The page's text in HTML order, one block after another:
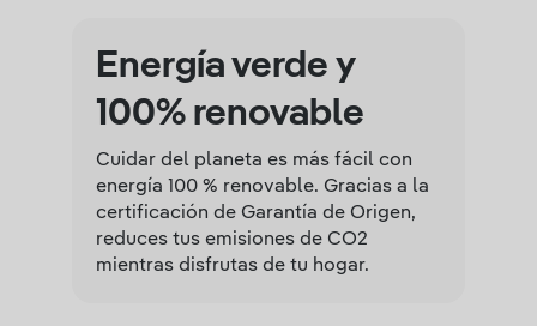
Energía verde y
100% renovable
Cuidar del planeta es más fácil con
energía 100 % renovable. Gracias a la
certificación de Garantía de Origen,
reduces tus emisiones de CO2
mientras disfrutas de tu hogar.